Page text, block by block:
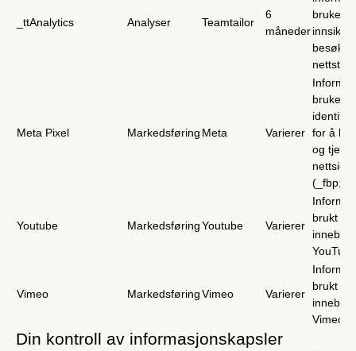
_ttAnalytics Analyser Teamtailor
6
måneder
brukes
innsikt
Meta Pixel Markedsføring Meta Varierer
brukes
for å
og
(_fbp;
Youtube MarkedsføringYoutube Varierer
brukt til
Vimeo MarkedsføringVimeo Varierer
brukt til
Vimeo
Din kontroll av informasjonskapsler